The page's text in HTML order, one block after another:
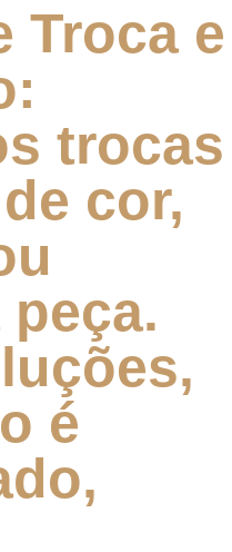
Troca e
trocas
cor,
é